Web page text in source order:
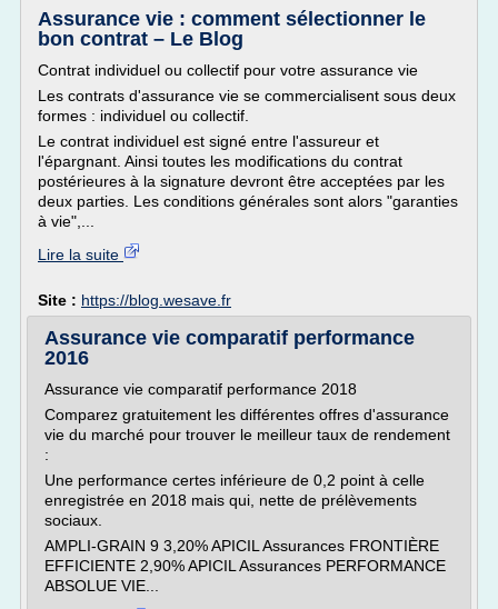
Assurance vie : comment sélectionner le
bon contrat – Le Blog
Contrat individuel ou collectif pour votre assurance vie
Les contrats d'assurance vie se commercialisent sous deux
formes : individuel ou collectif.
Le contrat individuel est signé entre l'assureur et
l'épargnant. Ainsi toutes les modifications du contrat
postérieures à la signature devront être acceptées par les
deux parties. Les conditions générales sont alors "garanties
à vie",...
Lire la suite
Site : https://blog.wesave.fr
Assurance vie comparatif performance
2016
Assurance vie comparatif performance 2018
Comparez gratuitement les différentes offres d'assurance
vie du marché pour trouver le meilleur taux de rendement
:
Une performance certes inférieure de 0,2 point à celle
enregistrée en 2018 mais qui, nette de prélèvements
sociaux.
AMPLI-GRAIN 9 3,20% APICIL Assurances FRONTIÈRE
EFFICIENTE 2,90% APICIL Assurances PERFORMANCE
ABSOLUE VIE...